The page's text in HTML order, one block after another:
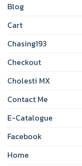
Blog
Cart
Chasing193
Checkout
Cholesti MX
Contact Me
E-Catalogue
Facebook
Home